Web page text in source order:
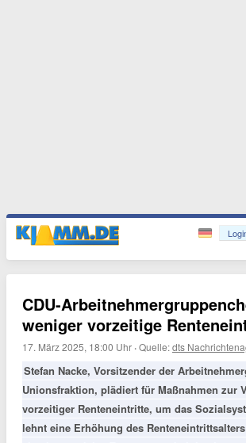
CDU-
weniger vorzeitige
17. März 2025, 18:00 Uhr ·Quelle:dts
Stefan Nacke, Vorsitzender der
Unionsfraktion, plädiert für Maßnahmen zur
vorzeitiger Renteneintritte, um das
lehnt eine Erhöhung des